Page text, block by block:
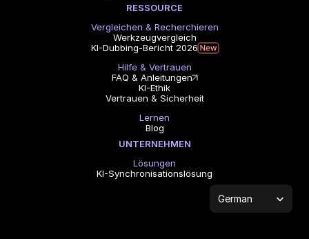
RESSOURCE
Vergleichen & Recherchieren
Werkzeugvergleich
KI-Dubbing-Bericht 2026
Hilfe & Vertrauen
FAQ & Anleitungen
KI-Ethik
Vertrauen & Sicherheit
Lernen
Blog
UNTERNEHMEN
Lösungen
KI-Synchronisationslösung
Select Language
German